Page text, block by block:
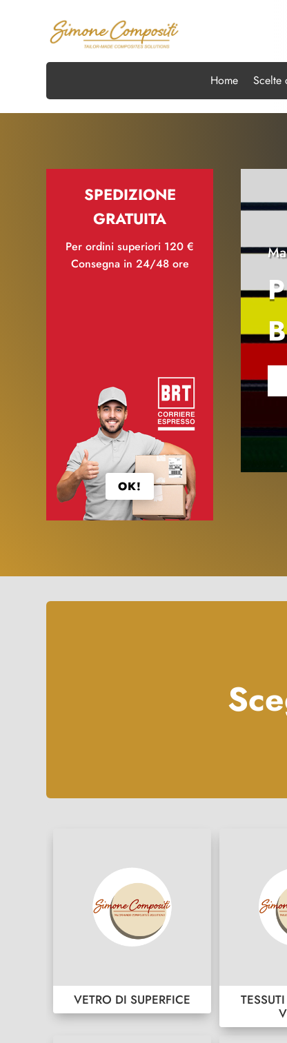
Home Scelte
SPEDIZIONE
GRATUITA
Per ordini superiori 120 €
Consegna in 24/48 ore
OK!
VETRO DI SUPERFICE